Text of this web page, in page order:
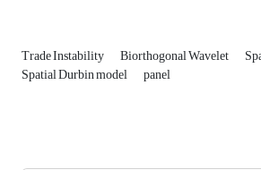
Trade Instability Biorthogonal Wavelet
Spatial Durbin model panel